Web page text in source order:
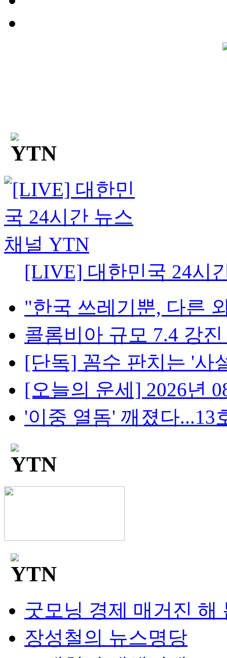
[LIVE] 대한민국 24시
"한국 쓰레기뿐, 다른
콜롬비아 규모 7.4 강
[단독] 꼼수 판치는 '사
[오늘의 운세] 2026년
'이중 열돔' 깨졌다...13
굿모닝 경제 매거진 해
장성철의 뉴스명당